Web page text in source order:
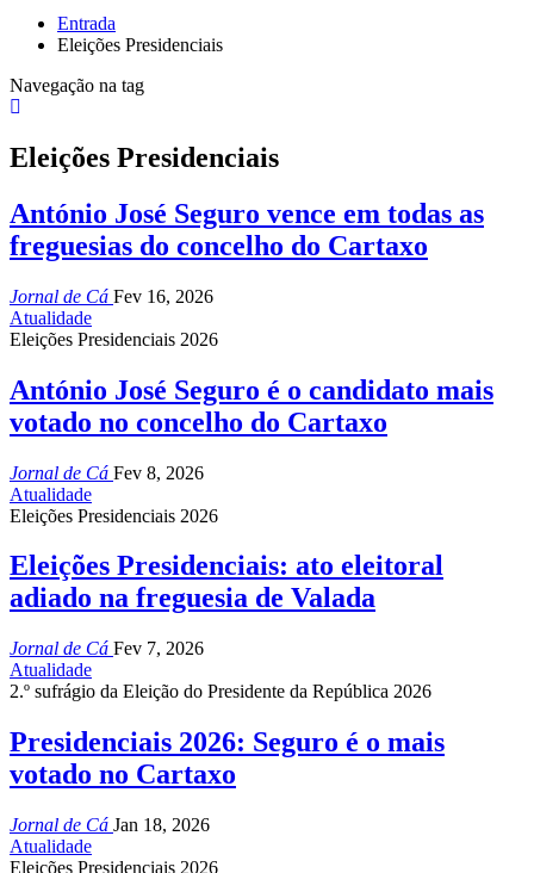
Entrada
Eleições Presidenciais
Navegação na tag
Eleições Presidenciais
António José Seguro vence em todas as
freguesias do concelho do Cartaxo
Jornal de Cá Fev 16, 2026
Atualidade
Eleições Presidenciais 2026
António José Seguro é o candidato mais
votado no concelho do Cartaxo
Jornal de Cá Fev 8, 2026
Atualidade
Eleições Presidenciais 2026
Eleições Presidenciais: ato eleitoral
adiado na freguesia de Valada
Jornal de Cá Fev 7, 2026
Atualidade
2.º sufrágio da Eleição do Presidente da República 2026
Presidenciais 2026: Seguro é o mais
votado no Cartaxo
Jornal de Cá Jan 18, 2026
Atualidade
Eleições Presidenciais 2026